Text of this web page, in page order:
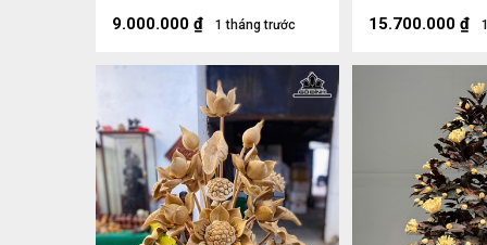
Đường Kính 23 Cao 14 (cm)
1 tháng trước
9.000.000 ₫ 15.700.000 ₫